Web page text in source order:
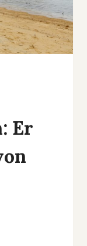
Er